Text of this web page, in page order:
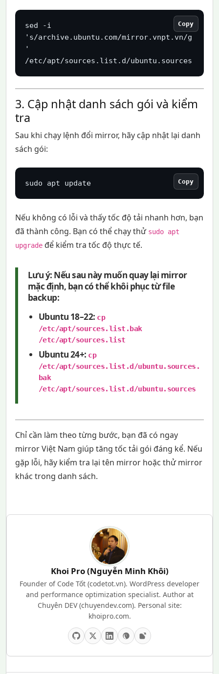
sed -i
's/archive.ubuntu.com/mirror.vnpt.vn/g
'
/etc/apt/sources.list.d/ubuntu.sources
Copy
3. Cập nhật danh sách gói và kiểm
tra
Sau khi chạy lệnh đổi mirror, hãy cập nhật lại danh
sách gói:
sudo apt update Copy
Nếu không có lỗi và thấy tốc độ tải nhanh hơn, bạn
đã thành công. Bạn có thể chạy thử sudo apt
upgradeđể kiểm tra tốc độ thực tế.
Lưu ý: Nếu sau này muốn quay lại mirror
mặc định, bạn có thể khôi phục từ file
backup:
Ubuntu 18–22: cp
/etc/apt/sources.list.bak
/etc/apt/sources.list
Ubuntu 24+: cp
/etc/apt/sources.list.d/ubuntu.sources.
bak
/etc/apt/sources.list.d/ubuntu.sources
Chỉ cần làm theo từng bước, bạn đã có ngay
mirror Việt Nam giúp tăng tốc tải gói đáng kể. Nếu
gặp lỗi, hãy kiểm tra lại tên mirror hoặc thử mirror
khác trong danh sách.
Khoi Pro (Nguyễn Minh Khôi)
Founder of Code Tốt (codetot.vn). WordPress developer
and performance optimization specialist. Author at
Chuyên DEV (chuyendev.com). Personal site:
khoipro.com.